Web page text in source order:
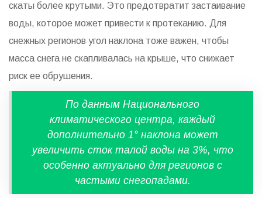
скаты более крутыми. Это предотвратит застаивание
воды, которое может привести к протеканию. Для
снежных регионов угол наклона тоже важен, чтобы
масса снега не скапливалась на крыше, что снижает
риск ее обрушения.
По данным Национального
климатического центра, каждый
дополнительно 1° наклона может
увеличить сток талой воды на 3%, что
особенно актуально для регионов с
частыми снегопадами.